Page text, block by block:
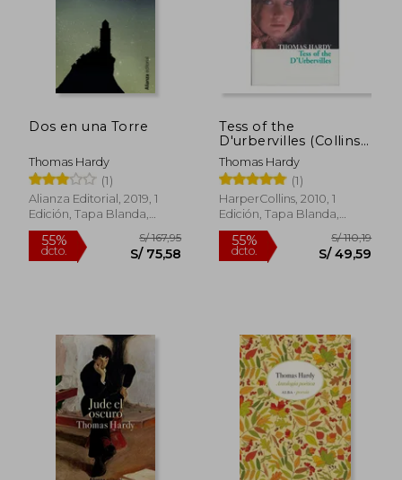
55%
dcto. S/ 109,86
55%
dcto.
Dos en una Torre
Thomas Hardy
(1)
Alianza Editorial, 2019, 1
Edición, Tapa Blanda,
Nuevo
Tess of the
D'urbervilles (Collins
Classics) (en Inglés)
Thomas Hardy
(1)
HarperCollins, 2010, 1
Edición, Tapa Blanda,
Nuevo